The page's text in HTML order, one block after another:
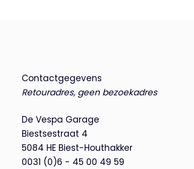
Contactgegevens
Retouradres, geen bezoekadres
De Vespa Garage
Biestsestraat 4
5084 HE Biest-Houthakker
0031 (0)6 - 45 00 49 59